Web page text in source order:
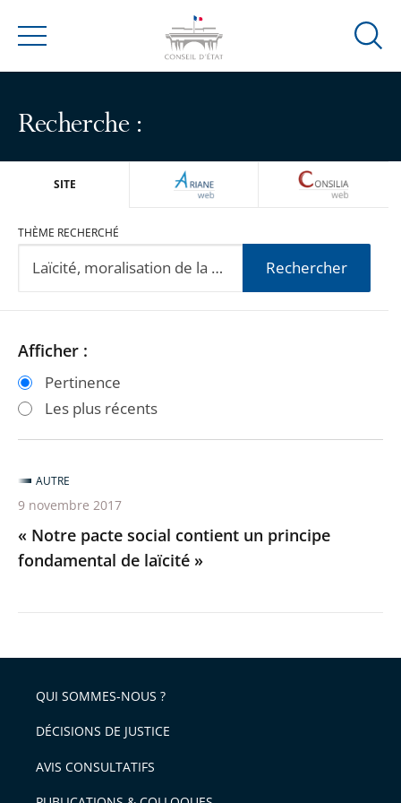
Menu
Ouvrir
Recherche :
SITE ARIANEWEB
THÈME RECHERCHÉ
Rechercher
Passer
les
filtres
après
Passer
les
filtres
avant
Afficher :
Pertinence
Les plus récents
« Notre pacte social contient un principe
fondamental de laïcité »
AUTRE
9 novembre 2017
QUI SOMMES-NOUS ?
DÉCISIONS DE JUSTICE
AVIS CONSULTATIFS